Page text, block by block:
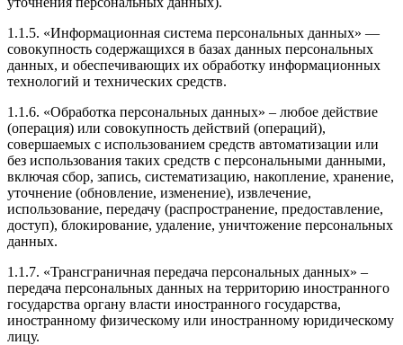
1.1.5. «Информационная система персональных данных» —
совокупность содержащихся в базах данных персональных
данных, и обеспечивающих их обработку информационных
технологий и технических средств.
1.1.6. «Обработка персональных данных» – любое действие
(операция) или совокупность действий (операций),
совершаемых с использованием средств автоматизации или
без использования таких средств с персональными данными,
включая сбор, запись, систематизацию, накопление, хранение,
уточнение (обновление, изменение), извлечение,
использование, передачу (распространение, предоставление,
доступ), блокирование, удаление, уничтожение персональных
данных.
1.1.7. «Трансграничная передача персональных данных» –
передача персональных данных на территорию иностранного
государства органу власти иностранного государства,
иностранному физическому или иностранному юридическому
лицу.